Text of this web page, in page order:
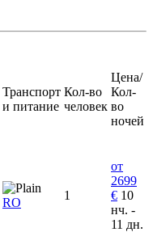
Транспорт
и питание
Кол-во
человек
Цена/
Кол-
во
ночей
RO
1
от
2699
€ 10
нч. -
11 дн.